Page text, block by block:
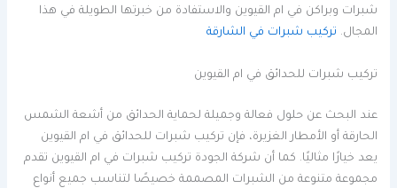
شبرات وبراكن في ام القيوين والاستفادة من خبرتها الطويلة في هذا
المجال. تركيب شبرات في الشارقة
تركيب شبرات للحدائق في ام القيوين
عند البحث عن حلول فعالة وجميلة لحماية الحدائق من أشعة الشمس
الحارقة أو الأمطار الغزيرة، فإن تركيب شبرات للحدائق في ام القيوين
يعد خيارًا مثاليًا. كما أن شركة الجودة تركيب شبرات في ام القيوين تقدم
مجموعة متنوعة من الشبرات المصممة خصيصًا لتناسب جميع أنواع